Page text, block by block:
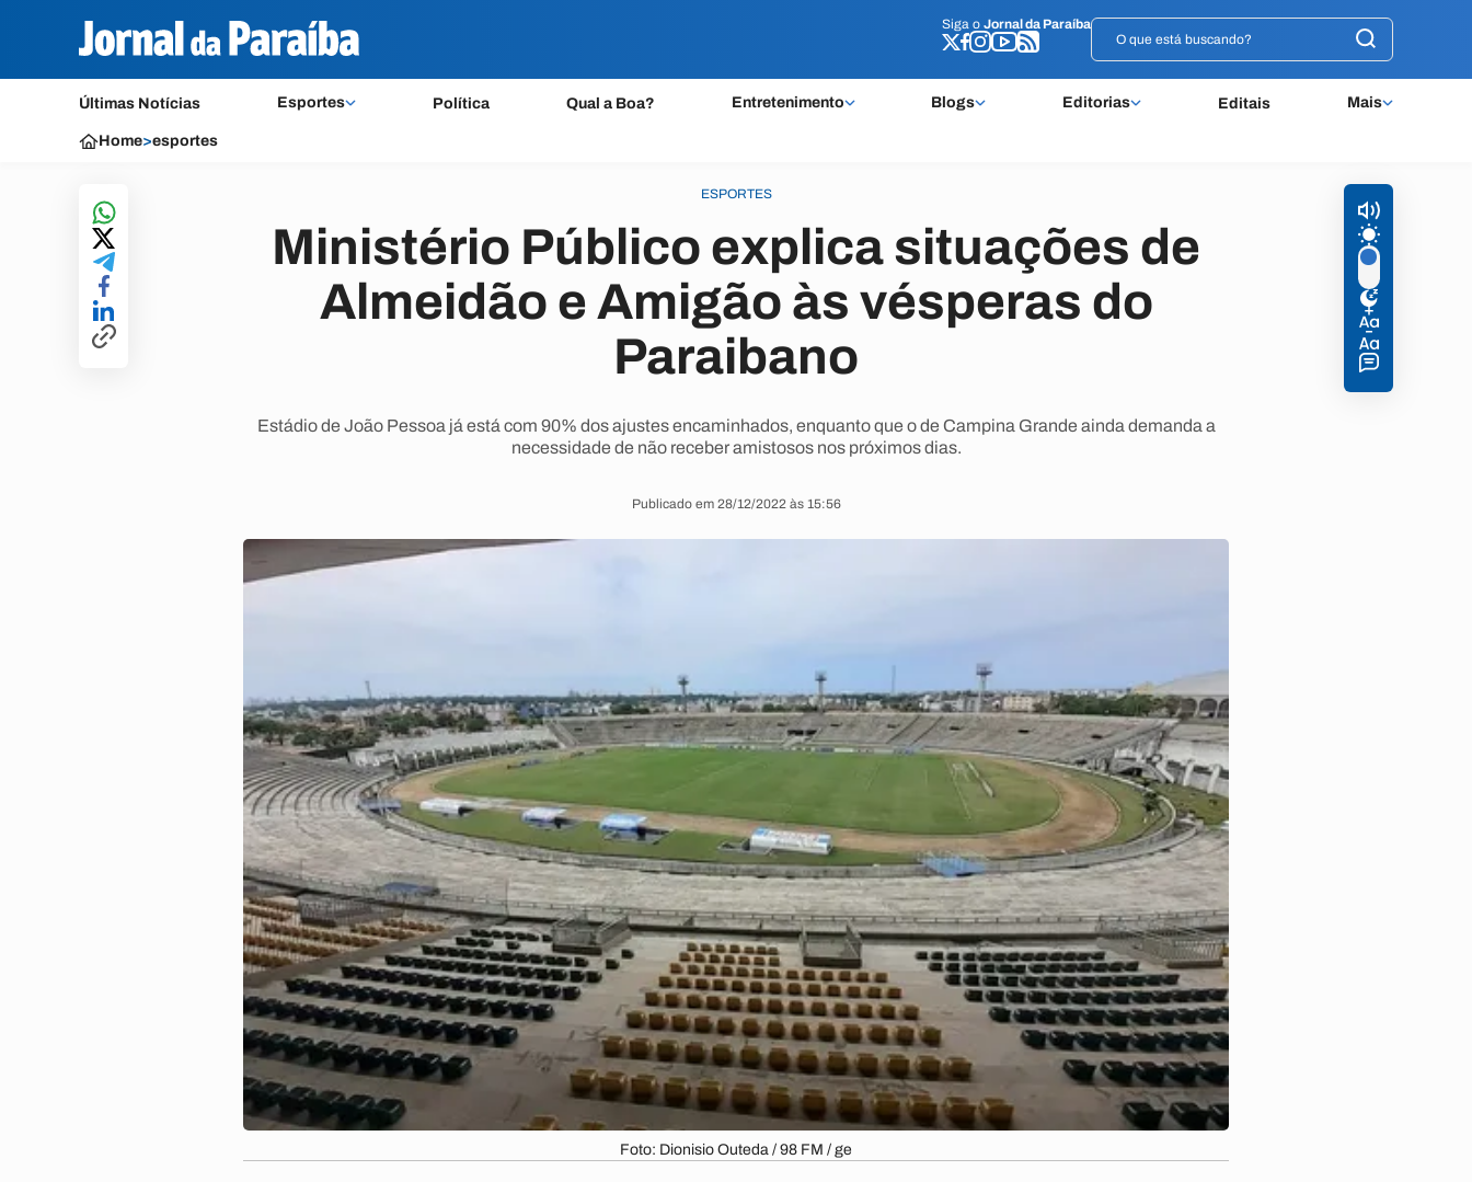
Siga o Jornal da Paraíba
Últimas Notícias Esportes Política Qual a Boa? Entretenimento Blogs Editorias Editais Mais
Siga o Jornal da Paraíba
Home>esportes
ESPORTES
Ministério Público explica situações de
Almeidão e Amigão às vésperas do
Paraibano
Estádio de João Pessoa já está com 90% dos ajustes encaminhados, enquanto que o de Campina Grande ainda demanda a
necessidade de não receber amistosos nos próximos dias.
Publicado em 28/12/2022 às 15:56
Foto: Dionisio Outeda / 98 FM / ge